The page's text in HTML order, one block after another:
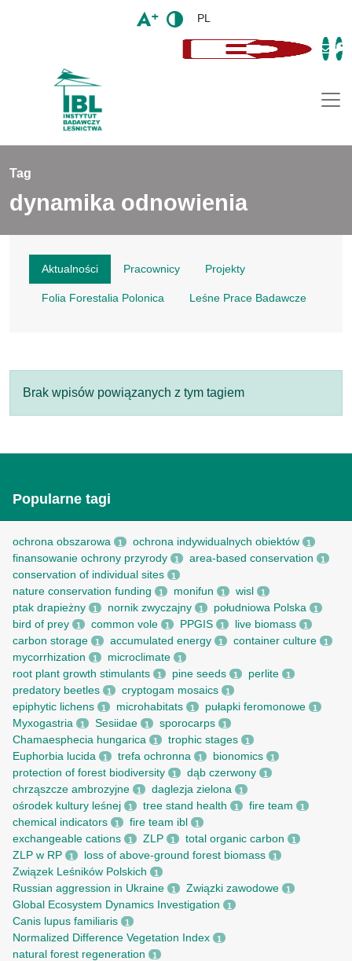
PL
Tag
dynamika odnowienia
Aktualności Pracownicy Projekty
Folia Forestalia Polonica Leśne Prace Badawcze
Brak wpisów powiązanych z tym tagiem
Popularne tagi
ochrona obszarowa 1 ochrona indywidualnych obiektów 1
finansowanie ochrony przyrody 1 area-based conservation 1
conservation of individual sites 1
nature conservation funding 1 monifun 1 wisl 1
ptak drapieżny 1 nornik zwyczajny 1 południowa Polska 1
bird of prey 1 common vole 1 PPGIS 1 live biomass 1
carbon storage 1 accumulated energy 1 container culture 1
mycorrhization 1 microclimate 1
root рlant growth stimulants 1 pine seeds 1 perlite 1
predatory beetles 1 cryptogam mosaics 1
epiphytic lichens 1 microhabitats 1 pułapki feromonowe 1
Myxogastria 1 Sesiidae 1 sporocarps 1
Chamaesphecia hungarica 1 trophic stages 1
Euphorbia lucida 1 trefa ochronna 1 bionomics 1
protection of forest biodiversity 1 dąb czerwony 1
chrząszcze ambrozyjne 1 daglezja zielona 1
ośrodek kultury leśnej 1 tree stand health 1 fire team 1
chemical indicators 1 fire team ibl 1
exchangeable cations 1 ZLP 1 total organic carbon 1
ZLP w RP 1 loss of above-ground forest biomass 1
Związek Leśników Polskich 1
Russian aggression in Ukraine 1 Związki zawodowe 1
Global Ecosystem Dynamics Investigation 1
Canis lupus familiaris 1
Normalized Difference Vegetation Index 1
natural forest regeneration 1